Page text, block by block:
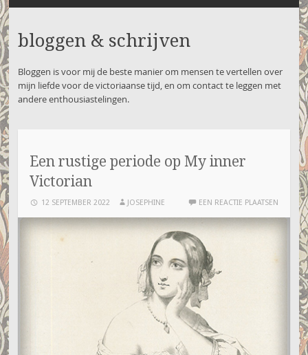
SPRINGEN
bloggen & schrijven
Bloggen is voor mij de beste manier om mensen te vertellen over
mijn liefde voor de victoriaanse tijd, en om contact te leggen met
andere enthousiastelingen.
Een rustige periode op My inner
Victorian
12 SEPTEMBER 2022 JOSEPHINE EEN REACTIE PLAATSEN